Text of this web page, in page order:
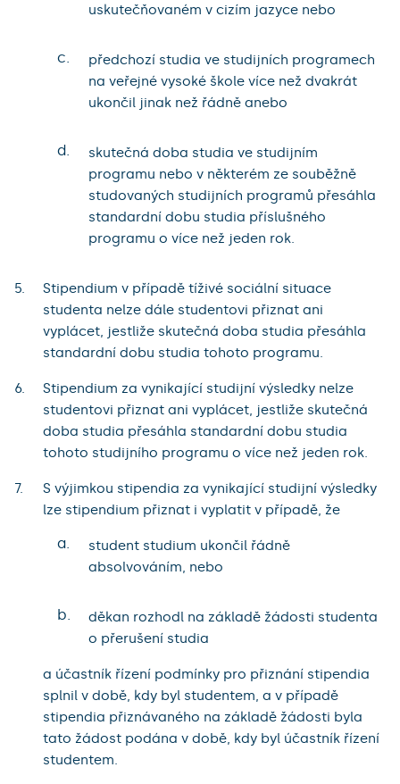
uskutečňovaném v cizím jazyce nebo
c.
předchozí studia ve studijních programech
na veřejné vysoké škole více než dvakrát
ukončil jinak než řádně anebo
d.
skutečná doba studia ve studijním
programu nebo v některém ze souběžně
studovaných studijních programů přesáhla
standardní dobu studia příslušného
programu o více než jeden rok.
Stipendium v případě tíživé sociální situace
studenta nelze dále studentovi přiznat ani
vyplácet, jestliže skutečná doba studia přesáhla
standardní dobu studia tohoto programu.
Stipendium za vynikající studijní výsledky nelze
studentovi přiznat ani vyplácet, jestliže skutečná
doba studia přesáhla standardní dobu studia
tohoto studijního programu o více než jeden rok.
S výjimkou stipendia za vynikající studijní výsledky
lze stipendium přiznat i vyplatit v případě, že
a.
student studium ukončil řádně
absolvováním, nebo
b.
děkan rozhodl na základě žádosti studenta
o přerušení studia
a účastník řízení podmínky pro přiznání stipendia
splnil v době, kdy byl studentem, a v případě
stipendia přiznávaného na základě žádosti byla
tato žádost podána v době, kdy byl účastník řízení
studentem.